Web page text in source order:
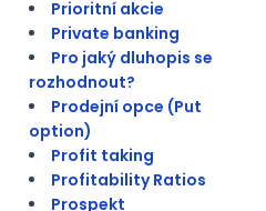
Prioritní akcie
Private banking
Pro jaký dluhopis se
rozhodnout?
Prodejní opce (Put
option)
Profit taking
Profitability Ratios
Prospekt